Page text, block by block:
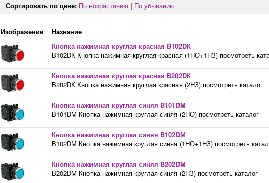
Сортировать по цене: По возрастанию | По убыванию
Изображение
Название
Кнопка нажимная круглая красная B102DК
B102DК Кнопка нажимная круглая красная (1НО+1НЗ) посмотреть
Кнопка нажимная круглая красная B202DК
B202DК Кнопка нажимная круглая красная (2НЗ) посмотреть каталог
Кнопка нажимная круглая синяя B101DM
B101DM Кнопка нажимная круглая синяя (2НО) посмотреть каталог
Кнопка нажимная круглая синяя B102DМ
B102DМ Кнопка нажимная круглая синяя (1НО+1НЗ) посмотреть
Кнопка нажимная круглая синяя B202DM
B202DM Кнопка нажимная круглая синяя (2НЗ) посмотреть каталог